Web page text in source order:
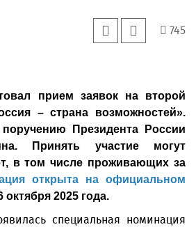
745
прием заявок на второй
– страна возможностей».
Президента России
Принять участие могут
в том числе проживающих за
открыта на официальном
октября 2025 года.
специальная номинация